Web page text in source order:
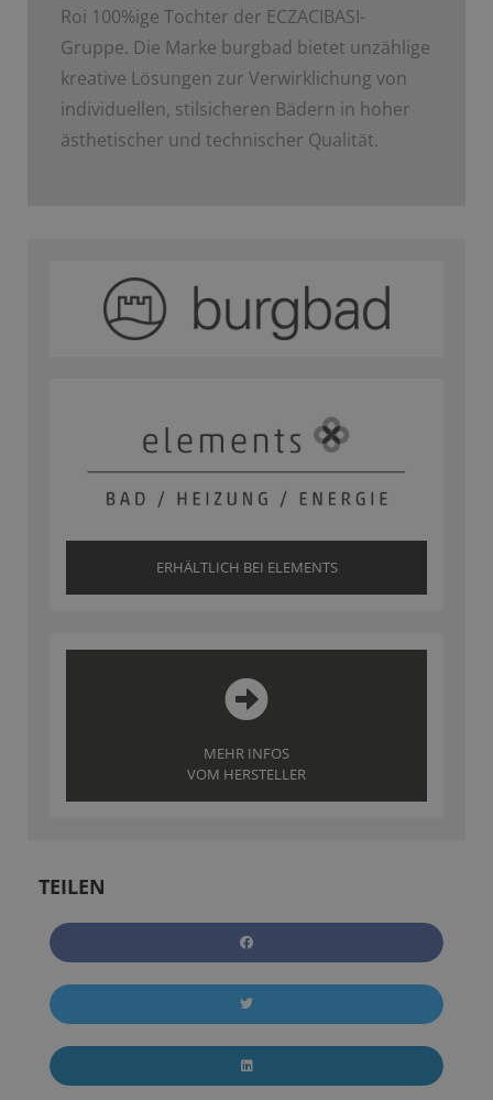
Roi 100%ige Tochter der ECZACIBASI­-
Gruppe. Die Marke burgbad bietet unzählige
kreative Lösungen zur Verwirklichung von
individuellen, stilsicheren Bädern in hoher
ästhetischer und technischer Qualität.
ERHÄLTLICH BEI ELEMENTS
MEHR INFOS
VOM HERSTELLER
TEILEN